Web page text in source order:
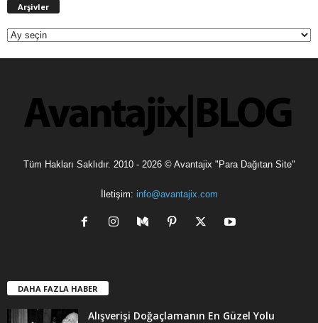
Arşivler
Tüm Hakları Saklıdır. 2010 - 2026 © Avantajix "Para Dağıtan Site"
İletişim: info@avantajix.com
DAHA FAZLA HABER
Alışverişi Doğaçlamanın En Güzel Yolu